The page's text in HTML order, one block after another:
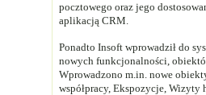
pocztowego oraz jego
aplikacją CRM.
Ponadto Insoft wprowadził do
nowych funkcjonalności,
Wprowadzono m.in. nowe
współpracy, Ekspozycje, Wizyty